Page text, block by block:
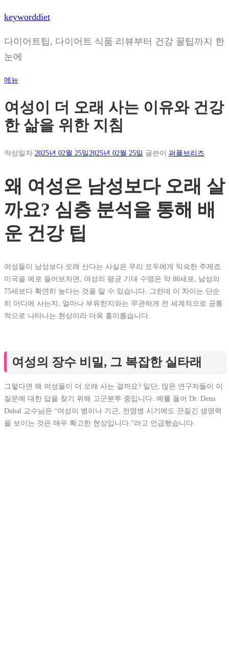
내
으
로
바
로
기
keyworddiet
다이어트팁, 다이어트 식품 리뷰부터 건강 꿀팁까지 한
눈에
메뉴
여성이 더 오래 사는 이유와 건강
한 삶을 위한 지침
작성일자 2025년 02월 25일2025년 02월 25일 글쓴이 퍼플브리즈
왜 여성은 남성보다 오래 살
까요? 심층 분석을 통해 배
운 건강 팁
여성들이 남성보다 오래 산다는 사실은 우리 모두에게 익숙한 주제죠.
미국을 예로 들어보자면, 여성의 평균 기대 수명은 약 80세로, 남성의
75세보다 확연히 높다는 것을 알 수 있습니다. 그런데 이 차이는 단순
히 어디에 사는지, 얼마나 부유한지와는 무관하게 전 세계적으로 공통
적으로 나타나는 현상이라 더욱 흥미롭습니다.
여성의 장수 비밀, 그 복잡한 실타래
그렇다면 왜 여성들이 더 오래 사는 걸까요? 일단, 많은 연구자들이 이
질문에 대한 답을 찾기 위해 고군분투 중입니다. 예를 들어 Dr. Dena
Dubal 교수님은 “여성이 병이나 기근, 전염병 시기에도 끈질긴 생명력
을 보이는 것은 매우 확고한 현상입니다.”라고 언급했습니다.